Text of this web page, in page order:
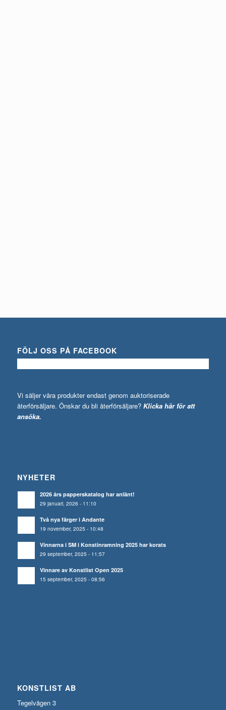
FÖLJ OSS PÅ FACEBOOK
Vi säljer våra produkter endast genom auktoriserade
återförsäljare. Önskar du bli återförsäljare? Klicka här för att
ansöka.
NYHETER
2026 års papperskatalog har anlänt!
29 januari, 2026 - 11:10
Två nya färger i Andante
19 november, 2025 - 10:48
Vinnarna i SM i Konstinramning 2025 har korats
29 september, 2025 - 11:57
Vinnare av Konstlist Open 2025
15 september, 2025 - 08:56
KONSTLIST AB
Tegelvägen 3